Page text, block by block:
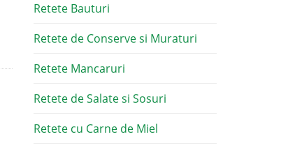
Retete Bauturi
Retete de Conserve si Muraturi
Retete Mancaruri
Retete de Salate si Sosuri
Retete cu Carne de Miel